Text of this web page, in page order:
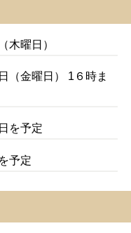
木曜日）
（金曜日） 1６時ま
を予定
予定